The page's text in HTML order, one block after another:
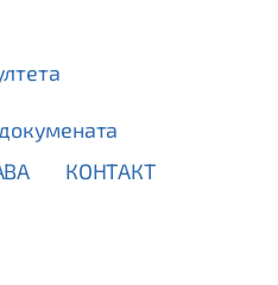
КОНТАКТ